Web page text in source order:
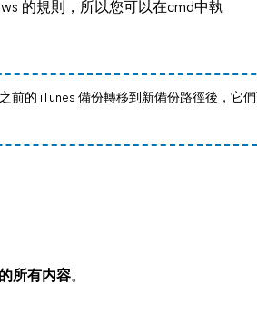
的規則，所以您可以在cmd中執
前的 iTunes 備份轉移到新備份路徑後，它
所有内容。